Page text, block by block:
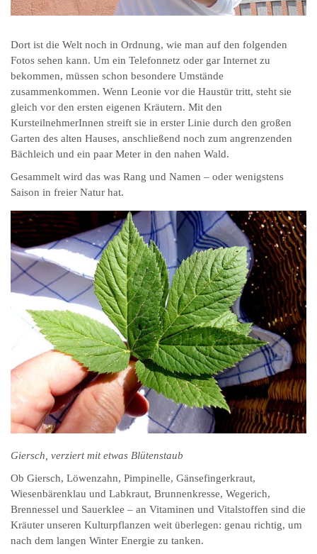
Dort ist die Welt noch in Ordnung, wie man auf den folgenden
Fotos sehen kann. Um ein Telefonnetz oder gar Internet zu
bekommen, müssen schon besondere Umstände
zusammenkommen. Wenn Leonie vor die Haustür tritt, steht sie
gleich vor den ersten eigenen Kräutern. Mit den
KursteilnehmerInnen streift sie in erster Linie durch den großen
Garten des alten Hauses, anschließend noch zum angrenzenden
Bächleich und ein paar Meter in den nahen Wald.
Gesammelt wird das was Rang und Namen – oder wenigstens
Saison in freier Natur hat.
Giersch, verziert mit etwas Blütenstaub
Ob Giersch, Löwenzahn, Pimpinelle, Gänsefingerkraut,
Wiesenbärenklau und Labkraut, Brunnenkresse, Wegerich,
Brennessel und Sauerklee – an Vitaminen und Vitalstoffen sind die
Kräuter unseren Kulturpflanzen weit überlegen: genau richtig, um
nach dem langen Winter Energie zu tanken.